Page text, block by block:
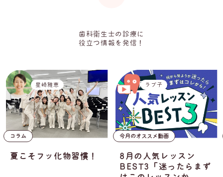
歯科衛生士の診療に
役立つ情報を発信！
星崎雅恵
コラム
夏こそフッ化物習慣！
ラプ子
今月のオススメ動画
8月の人気レッスン
BEST3「迷ったらまず